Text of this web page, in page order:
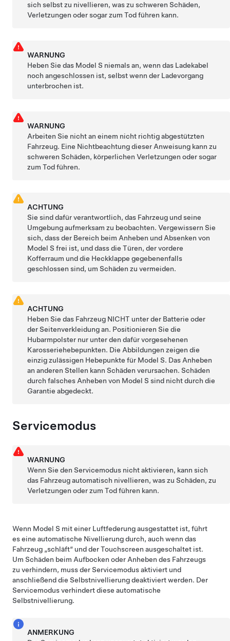
sich selbst zu nivellieren, was zu schweren Schäden,
Verletzungen oder sogar zum Tod führen kann.
WARNUNG
Heben Sie das Model S niemals an, wenn das Ladekabel
noch angeschlossen ist, selbst wenn der Ladevorgang
unterbrochen ist.
WARNUNG
Arbeiten Sie nicht an einem nicht richtig abgestützten
Fahrzeug. Eine Nichtbeachtung dieser Anweisung kann zu
schweren Schäden, körperlichen Verletzungen oder sogar
zum Tod führen.
ACHTUNG
Sie sind dafür verantwortlich, das Fahrzeug und seine
Umgebung aufmerksam zu beobachten. Vergewissern Sie
sich, dass der Bereich beim Anheben und Absenken von
Model S frei ist, und dass die Türen, der vordere
Kofferraum unddie Heckklappe gegebenenfalls
geschlossen sind, um Schäden zu vermeiden.
ACHTUNG
Heben Sie das Fahrzeug NICHT unter der Batterie oder
der Seitenverkleidung an. Positionieren Sie die
Hubarmpolster nur unter den dafür vorgesehenen
Karosseriehebepunkten. Die Abbildungen zeigen die
einzig zulässigen Hebepunkte für Model S. Das Anheben
an anderen Stellen kann Schäden verursachen. Schäden
durch falsches Anheben von Model S sind nicht durch die
Garantie abgedeckt.
Servicemodus
WARNUNG
Wenn Sie den Servicemodus nicht aktivieren, kann sich
das Fahrzeug automatisch nivellieren, was zu Schäden, zu
Verletzungen oder zum Tod führen kann.
Wenn Model S mit einer Luftfederung ausgestattet ist, führt
es eine automatische Nivellierung durch, auch wenn das
Fahrzeug „schläft“ und der Touchscreen ausgeschaltet ist.
Um Schäden beim Aufbocken oder Anheben des Fahrzeugs
zu verhindern, muss der Servicemodus aktiviert und
anschließend die Selbstnivellierung deaktiviert werden. Der
Servicemodus verhindert diese automatische
Selbstnivellierung.
ANMERKUNG